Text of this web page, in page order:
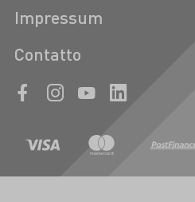
Impressum
Contatto